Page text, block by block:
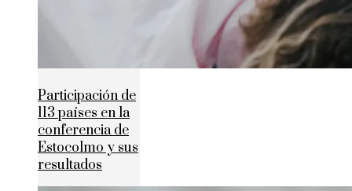
Participación de
113 países en la
conferencia de
Estocolmo y sus
resultados